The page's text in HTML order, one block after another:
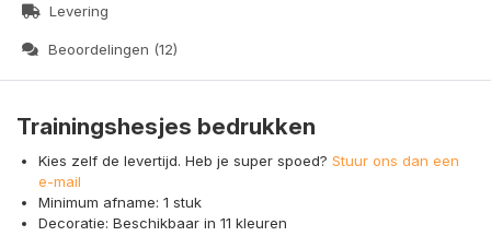
Levering
Beoordelingen (12)
Trainingshesjes bedrukken
Kies zelf de levertijd. Heb je super spoed? Stuur ons dan een
e-mail
Minimum afname: 1 stuk
Decoratie: Beschikbaar in 11 kleuren